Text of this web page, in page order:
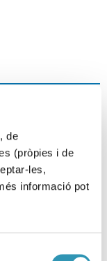
de
(pròpies i de
les,
informació pot